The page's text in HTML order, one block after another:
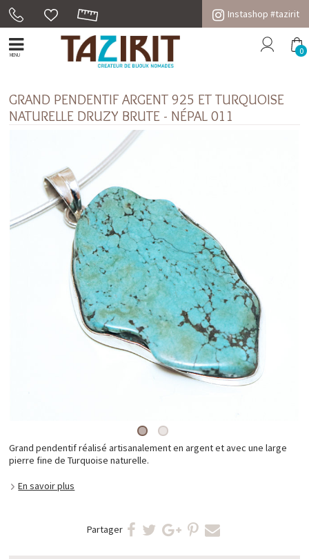
Instashop #tazirit
MENU 0
GRAND PENDENTIF ARGENT 925 ET TURQUOISE
NATURELLE DRUZY BRUTE - NÉPAL 011
Grand pendentif réalisé artisanalement en argent et avec une large
pierre fine de Turquoise naturelle.
En savoir plus
Partager